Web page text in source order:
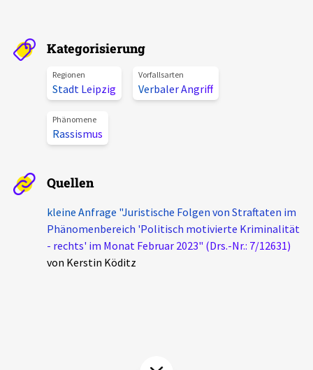
Aktuelles
Veranstaltungen
Podcasts
Über uns
Kontakt
Unterstützer_innen
chronik.LE in der Presse
Kategorisierung
Regionen
Stadt Leipzig
Vorfallsarten
Verbaler Angriff
Phänomene
Rassismus
Quellen
kleine Anfrage "Juristische Folgen von Straftaten im
Phänomenbereich 'Politisch motivierte Kriminalität
- rechts' im Monat Februar 2023" (Drs.-Nr.: 7/12631)
von Kerstin Köditz